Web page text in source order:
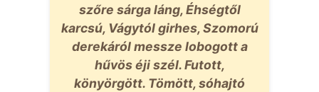
szőre sárga láng, Éhségtől
karcsú, Vágytól girhes, Szomorú
derekáról messze lobogott a
hűvös éji szél. Futott,
könyörgött. Tömött, sóhajtó